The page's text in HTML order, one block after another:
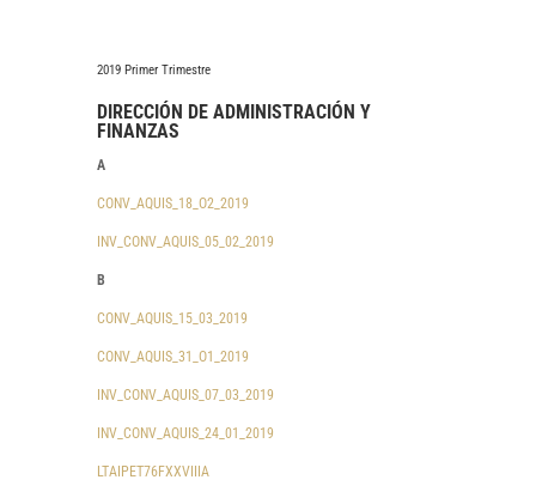
2019 Primer Trimestre
DIRECCIÓN DE ADMINISTRACIÓN Y
FINANZAS
A
CONV_AQUIS_18_O2_2019
INV_CONV_AQUIS_05_02_2019
B
CONV_AQUIS_15_03_2019
CONV_AQUIS_31_O1_2019
INV_CONV_AQUIS_07_03_2019
INV_CONV_AQUIS_24_01_2019
LTAIPET76FXXVIIIA